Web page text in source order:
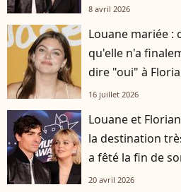
8 avril 2026
Louane mariée :
qu'elle n'a
dire "oui" à
16 juillet 2026
Louane et
la destination
a fêté la fin de
20 avril 2026